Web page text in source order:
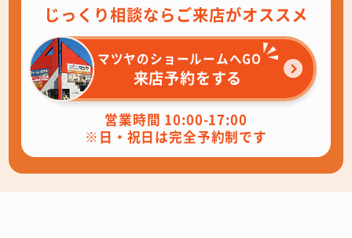
じっくり相談ならご来店がオススメ
マツヤのショールームへGO
来店予約をする
営業時間 10:00-17:00
※日・祝日は完全予約制です